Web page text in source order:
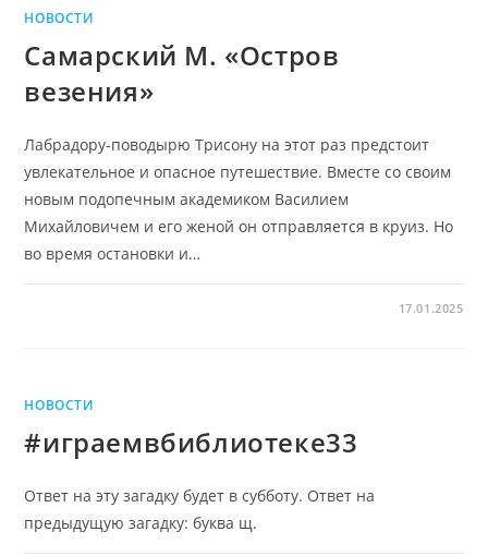
НОВОСТИ
Самарский М. «Остров
везения»
Лабрадору-поводырю Трисону на этот раз предстоит
увлекательное и опасное путешествие. Вместе со своим
новым подопечным академиком Василием
Михайловичем и его женой он отправляется в круиз. Но
во время остановки и…
17.01.2025
НОВОСТИ
#играемвбиблиотеке33
Ответ на эту загадку будет в субботу. Ответ на
предыдущую загадку: буква щ.